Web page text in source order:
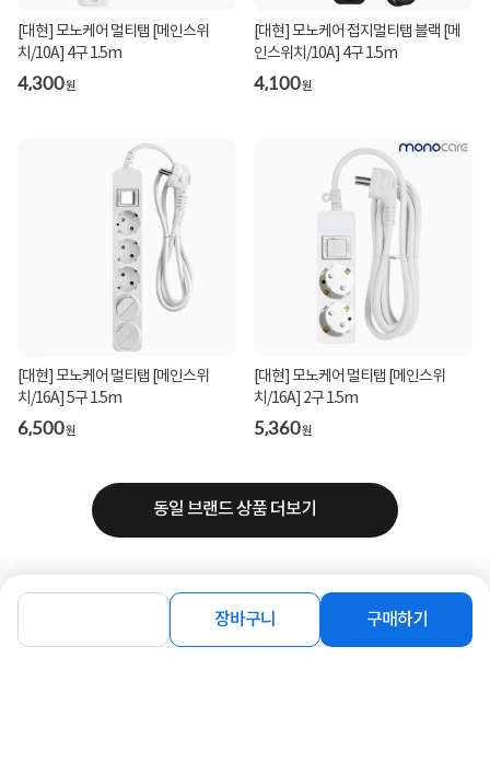
장바구니 구매하기
[대현] 모노케어 멀티탭 [메인스위
치/10A] 4구 1.5m
4,300원
[대현] 모노케어 접지멀티탭 블랙 [메
인스위치/10A] 4구 1.5m
4,100원
[대현] 모노케어 멀티탭 [메인스위
치/16A] 5구 1.5m
6,500원
[대현] 모노케어 멀티탭 [메인스위
치/16A] 2구 1.5m
5,360원
동일 브랜드 상품 더보기
로그인 공지사항오시는길회사소개 PC버전
1588-8377 컴퓨존 APP